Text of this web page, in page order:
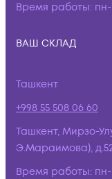
Время работы:
ВАШ СКЛАД
Ташкент
+998 55 508 06 60
Ташкент, Мирзо-
Э.Мараимова),
Время работы: